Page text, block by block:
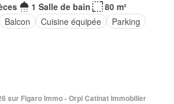
1 Salle de bain
80 m²
Balcon Cuisine équipée Parking
sur Figaro Immo - Orpi Catinat Immobilier